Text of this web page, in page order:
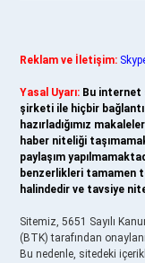
Reklam ve İletişim:
Yasal Uyarı: Bu internet
şirketi ile hiçbir
hazırladığımız
haber niteliği
paylaşım
benzerlikleri tamamen
halindedir ve tavsiye
Sitemiz, 5651 Sayılı
(BTK) tarafından
Bu nedenle, sitedeki